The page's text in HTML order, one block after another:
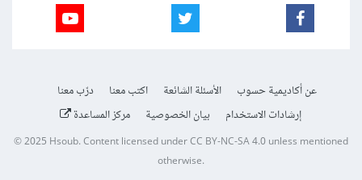
عن أكاديمية حسوب الأسئلة الشائعة اكتب معنا
درّب معنا
إرشادات الاستخدام
بيان الخصوصية مركز المساعدة
© 2025Hsoub.Content licensed underCC BY-NC-SA 4.0unless mentioned
otherwise.